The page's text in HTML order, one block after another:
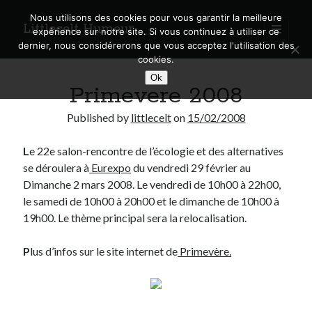
Littlecelt Humeur
open
primary
menu
Sidebar
Derniers articles
Municipales 2026 : Lyon, Métropole et Caluire, mon choix pour l’avenir
Explorez les Chemins Enchantés à Vélo : Aventures Familiales près de
Quel Lyonnais es-tu, Renaud Ducher ?
Primevere 2008
Published by littlecelton 15/02/2008
Le 22e salon-rencontre de l’écologie et des alternatives
se déroulera à Eurexpo du vendredi 29 février au
Dimanche 2 mars 2008. Le vendredi de 10h00 à 22h00,
le samedi de 10h00 à 20h00 et le dimanche de 10h00 à
19h00. Le thème principal sera la relocalisation.
Plus d’infos sur le site internet de Primevère.
Nous utilisons des cookies pour vous garantir la meilleure
expérience sur notre site. Si vous continuez à utiliser ce
dernier, nous considérerons que vous acceptez l'utilisation des
cookies.
Ok